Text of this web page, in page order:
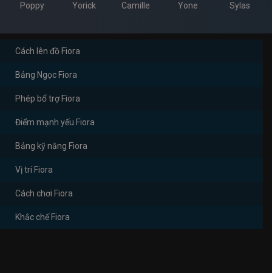
Poppy Yorick Camille Yone Sylas
Cách lên đồ Fiora
Bảng Ngọc Fiora
Phép bổ trợ Fiora
Điểm mạnh yếu Fiora
Bảng kỹ năng Fiora
Vị trí Fiora
Cách chơi Fiora
Khắc chế Fiora